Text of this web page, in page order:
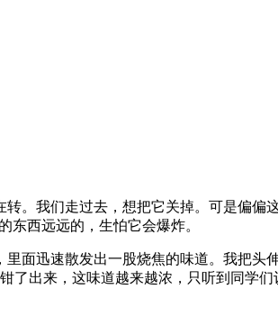
。我们走过去，想把它关掉。可是偏
东西远远的，生怕它会爆炸。
面迅速散发出一股烧焦的味道。我把
了出来，这味道越来越浓，只听到同学